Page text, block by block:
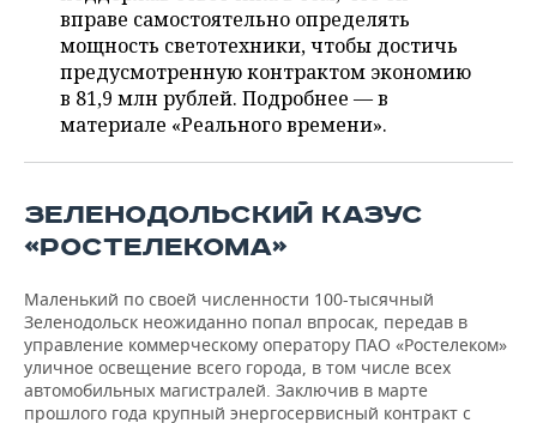
ONLINE-КОНФЕРЕНЦИИ
ОТКРЫТАЯ ЛЕКЦИЯ
ХОККЕЙ
БАСКЕТБОЛ
ВОЛЕЙБОЛ
КИБЕРСПОРТ
ВОДНЫЕ ВИДЫ СПОРТА
ХОККЕЙ С МЯЧОМ
ВЛАСТЬ
ИНФРАСТРУКТУРА
ИСТОРИЯ
КУЛЬТУРА
ОБРАЗОВАНИЕ
ПРОИСШЕСТВИЯ
СЮЖЕТЫ
СПРАВОЧНИК
СПИСОК ПЕРСОН
СПИСОК КОМПАНИЙ
ПОЛНАЯ ВЕРСИЯ
вправе самостоятельно определять
мощность светотехники, чтобы достичь
предусмотренную контрактом экономию
в 81,9 млн рублей. Подробнее — в
материале «Реального времени».
ЗЕЛЕНОДОЛЬСКИЙ КАЗУС
«РОСТЕЛЕКОМА»
Маленький по своей численности 100-тысячный
Зеленодольск неожиданно попал впросак, передав в
управление коммерческому оператору ПАО «Ростелеком»
уличное освещение всего города, в том числе всех
автомобильных магистралей. Заключив в марте
прошлого года крупный энергосервисный контракт с